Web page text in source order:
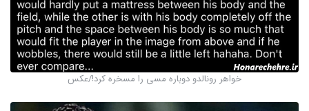
خواهر رونالدو دوباره مسی را مسخره کرد!/عکس